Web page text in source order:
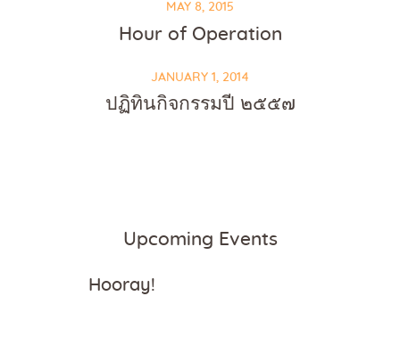
MAY 8, 2015
Hour of Operation
JANUARY 1, 2014
ปฏิทินกิจกรรมปี ๒๕๕๗
Upcoming Events
Hooray!